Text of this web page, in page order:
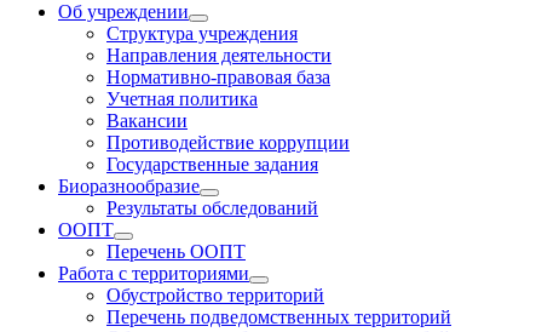
Об учреждении
Структура учреждения
Направления деятельности
Нормативно-правовая база
Учетная политика
Вакансии
Противодействие коррупции
Государственные задания
Биоразнообразие
Результаты обследований
ООПТ
Перечень ООПТ
Работа с территориями
Обустройство территорий
Перечень подведомственных территорий